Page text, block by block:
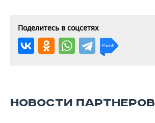
Поделитесь в соцсетях
НОВОСТИ ПАРТНЕРОВ